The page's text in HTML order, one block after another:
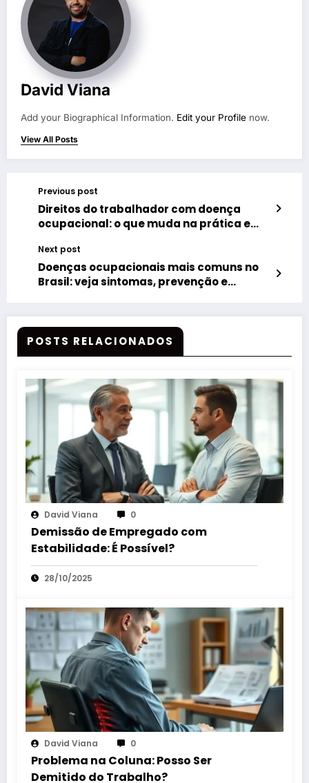
David Viana
Add your Biographical Information. Edit your Profile now.
View All Posts
Previous post
Direitos do trabalhador com doença
ocupacional: o que muda na prática e
Next post
Doenças ocupacionais mais comuns no
Brasil: veja sintomas, prevenção e
POSTS RELACIONADOS
David Viana 0
Demissão de Empregado com
Estabilidade: É Possível?
28/10/2025
David Viana 0
Problema na Coluna: Posso Ser
Demitido do Trabalho?